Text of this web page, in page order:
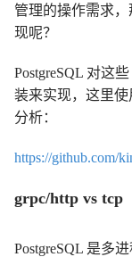
管理的操作需求，
现呢？
PostgreSQL 对这
装来实现，这里使
分析：
https://github.com/
grpc/http vs tcp
PostgreSQL 是多